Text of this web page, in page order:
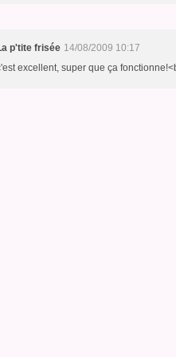
p'tite frisée 14/08/2009 10:17
excellent, super que ça